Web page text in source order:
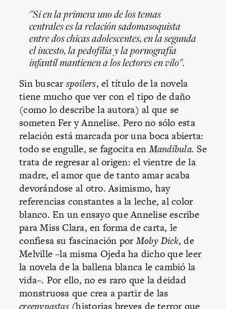
"Si en la primera uno de los temas
centrales es la relación sadomasoquista
entre dos chicas adolescentes, en la segunda
el incesto, la pedofilia y la pornografía
infantil mantienen a los lectores en vilo".
Sin buscarspoilers, el título de la novela
tiene mucho que ver con el tipo de daño
(como lo describe la autora) al que se
someten Fer y Annelise. Pero no sólo esta
relación está marcada por una boca abierta:
todo se engulle, se fagocita enMandíbula. Se
trata de regresar al origen: el vientre de la
madre, el amor que de tanto amar acaba
devorándose al otro. Asimismo, hay
referencias constantes a la leche, al color
blanco. En un ensayo que Annelise escribe
para Miss Clara, en forma de carta, le
confiesa su fascinación porMoby Dick, de
Melville –la misma Ojeda ha dicho que leer
la novela de la ballena blanca le cambió la
vida–. Por ello, no es raro que la deidad
monstruosa que crea a partir de las